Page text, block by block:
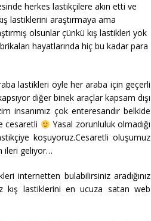
herkes lastikçilere akın etti ve
lastiklerini araştırmaya ama
olsunlar çünkü kış lastikleri yok
hayatlarında hiç bu kadar para
lastikleri öyle her araba için geçerli
diğer binek araçlar kapsam dışı
insanımız çok enteresandır belkide
cesaretli
Yasal zorunluluk olmadığı
koşuyoruz.Cesaretli oluşumuz
ileri geliyor…
internetten bulabilirsiniz aradığınız
kış lastiklerini en ucuza satan web